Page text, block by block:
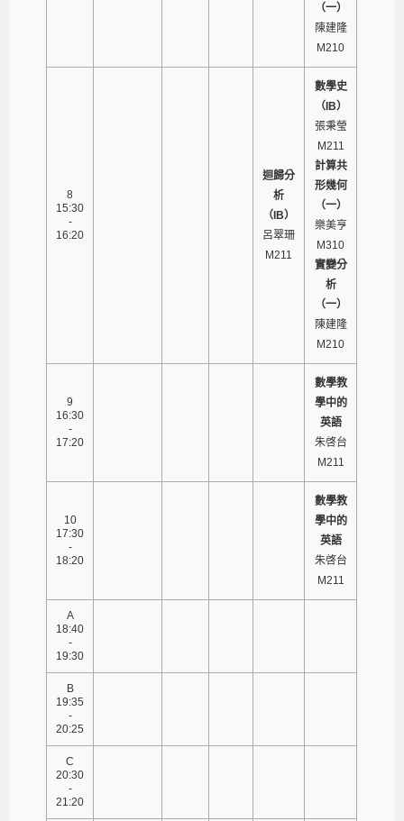
（一）
陳建隆
M210
8
15:30
-
16:20
迴歸分
析
（IB）
呂翠珊
M211
數學史
（IB）
張秉瑩
M211
計算共
形幾何
（一）
樂美亨
M310
實變分
析
（一）
陳建隆
M210
9
16:30
-
17:20
數學教
學中的
英語
朱啓台
M211
10
17:30
-
18:20
數學教
學中的
英語
朱啓台
M211
A
18:40
-
19:30
B
19:35
-
20:25
C
20:30
-
21:20